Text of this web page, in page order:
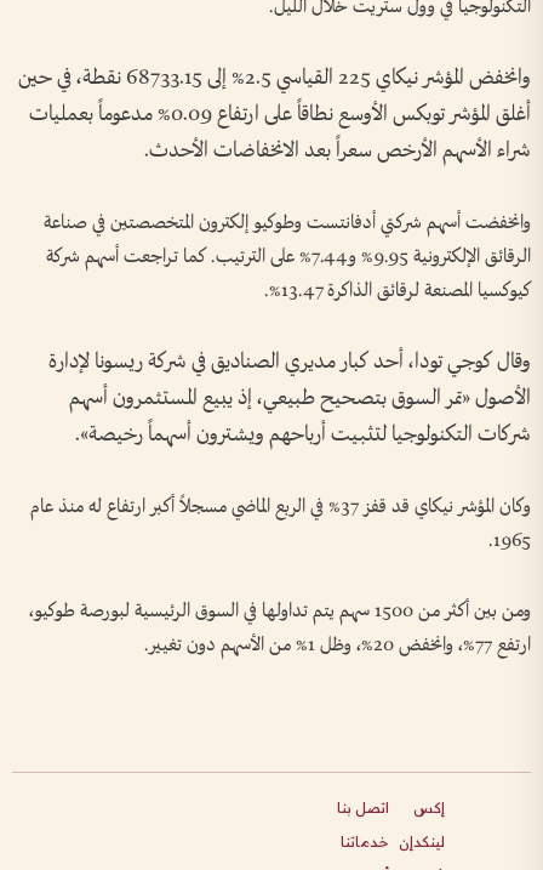
التكنولوجيا في وول ستريت خلال الليل.
وانخفض المؤشر نيكاي 225 القياسي 2.5% إلى 68733.15 نقطة، في حين
أغلق المؤشر توبكس الأوسع نطاقاً على ارتفاع 0.09% مدعوماً بعمليات
شراء الأسهم الأرخص سعراً بعد الانخفاضات ⁠الأحدث.
وانخفضت أسهم شركتي أدفانتست وطوكيو إلكترون المتخصصتين في صناعة
الرقائق الإلكترونية 9.95% و7.44% على الترتيب. كما تراجعت أسهم شركة
كيوكسيا المصنعة لرقائق الذاكرة 13.47%.
وقال كوجي تودا، أحد ‌كبار مديري الصناديق في شركة ريسونا لإدارة
الأصول «تمر السوق بتصحيح طبيعي، إذ يبيع المستثمرون أسهم
شركات التكنولوجيا لتثبيت أرباحهم ويشترون أسهماً ‌رخيصة».
وكان المؤشر نيكاي قد قفز 37% في ‌الربع الماضي مسجلاً أكبر ارتفاع له منذ عام
1965.
ومن بين أكثر من 1500 ​سهم يتم تداولها في السوق الرئيسية لبورصة طوكيو،
ارتفع 77%، وانخفض 20%، وظل 1% من الأسهم دون تغيير.
إكس
لينكدإن
اتصل بنا
خدماتنا